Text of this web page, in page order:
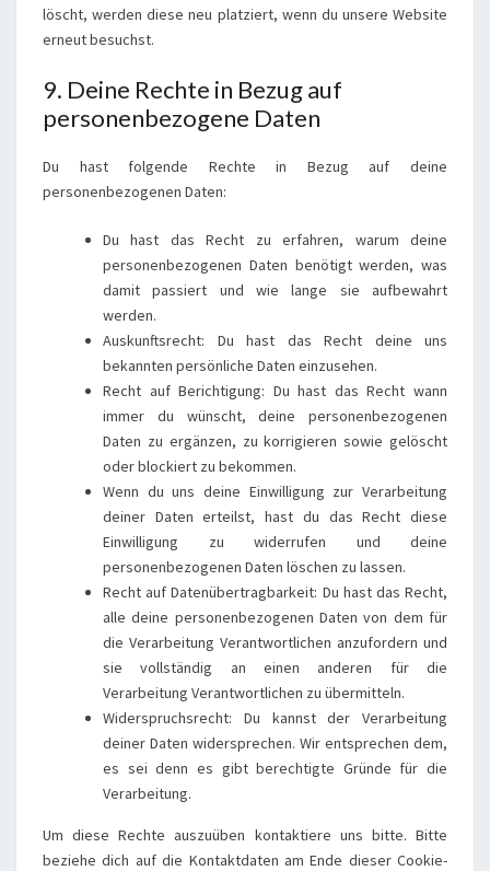
löscht, werden diese neu platziert, wenn du unsere Website
erneut besuchst.
9. Deine Rechte in Bezug auf
personenbezogene Daten
Du hast folgende Rechte in Bezug auf deine
personenbezogenen Daten:
Du hast das Recht zu erfahren, warum deine
personenbezogenen Daten benötigt werden, was
damit passiert und wie lange sie aufbewahrt
werden.
Auskunftsrecht: Du hast das Recht deine uns
bekannten persönliche Daten einzusehen.
Recht auf Berichtigung: Du hast das Recht wann
immer du wünscht, deine personenbezogenen
Daten zu ergänzen, zu korrigieren sowie gelöscht
oder blockiert zu bekommen.
Wenn du uns deine Einwilligung zur Verarbeitung
deiner Daten erteilst, hast du das Recht diese
Einwilligung zu widerrufen und deine
personenbezogenen Daten löschen zu lassen.
Recht auf Datenübertragbarkeit: Du hast das Recht,
alle deine personenbezogenen Daten von dem für
die Verarbeitung Verantwortlichen anzufordern und
sie vollständig an einen anderen für die
Verarbeitung Verantwortlichen zu übermitteln.
Widerspruchsrecht: Du kannst der Verarbeitung
deiner Daten widersprechen. Wir entsprechen dem,
es sei denn es gibt berechtigte Gründe für die
Verarbeitung.
Um diese Rechte auszuüben kontaktiere uns bitte. Bitte
beziehe dich auf die Kontaktdaten am Ende dieser Cookie-